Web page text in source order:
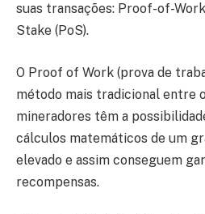
suas transações: Proof-of-
Stake (PoS).
O Proof of Work (prova de
método mais tradicional entre
mineradores têm a
cálculos matemáticos de um
elevado e assim conseguem
recompensas.